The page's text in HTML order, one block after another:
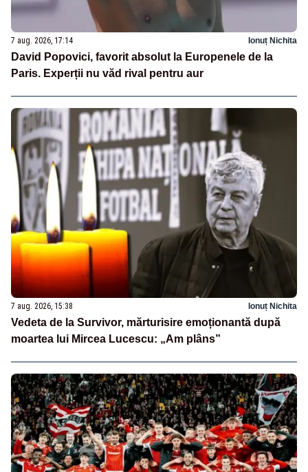
7 aug. 2026, 17:14 Ionuț Nichita
David Popovici, favorit absolut la Europenele de la
Paris. Experții nu văd rival pentru aur
7 aug. 2026, 15:38 Ionuț Nichita
Vedeta de la Survivor, mărturisire emoționantă după
moartea lui Mircea Lucescu: „Am plâns”